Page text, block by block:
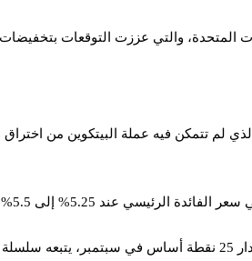
المتحدة، والتي عززت التوقعات
5.5%، وهو أعلى مستوى منذ أكثر من 20 عاماً.